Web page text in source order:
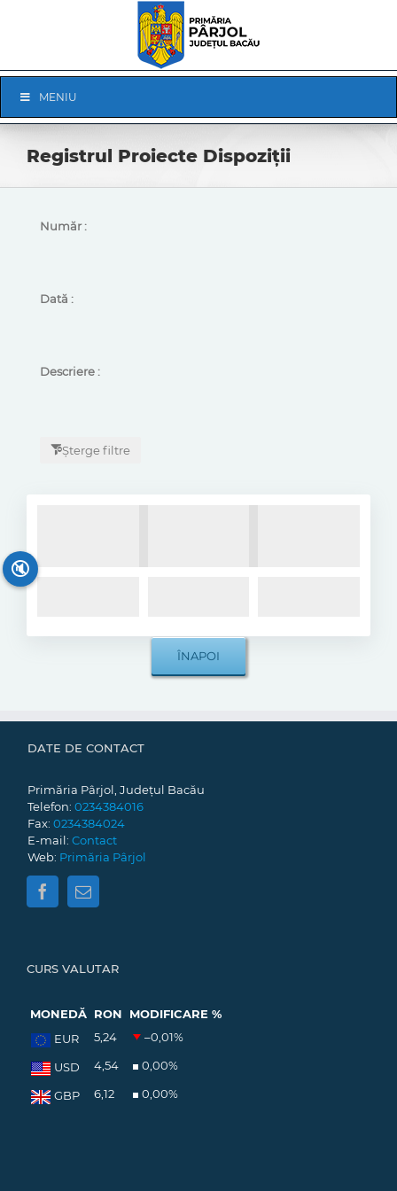
Navigation
MENIU
Registrul Proiecte Dispoziții
Număr :
Dată :
Descriere :
Șterge filtre
DATE DE CONTACT
Primăria Pârjol, Județul Bacău
Telefon: 0234384016
Fax: 0234384024
E-mail: Contact
Web: Primăria Pârjol
CURS VALUTAR
MONEDĂ RON
MODIFICARE %
EUR
5,24 –0,01%
USD 4,54 0,00%
GBP 6,12 0,00%
🔇